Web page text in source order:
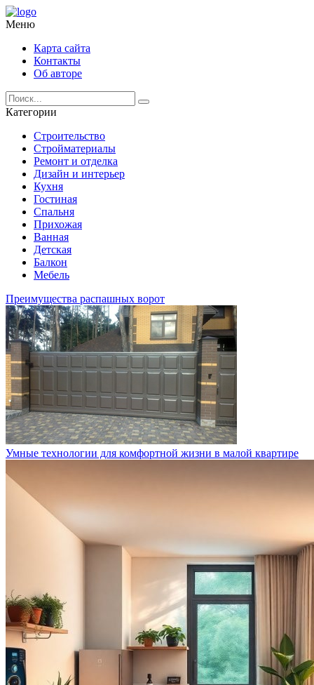
Меню
Карта сайта
Контакты
Об авторе
Категории
Строительство
Стройматериалы
Ремонт и отделка
Дизайн и интерьер
Кухня
Гостиная
Спальня
Прихожая
Ванная
Детская
Балкон
Мебель
Преимущества распашных ворот
Умные технологии для комфортной жизни в малой квартире